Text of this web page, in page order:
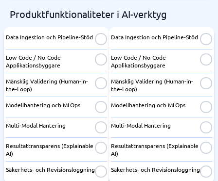
Produktfunktionaliteter i AI-verktyg
Data Ingestion och Pipeline-Stöd
Low-Code / No-Code
Applikationsbyggare
Mänsklig Validering (Human-in-
the-Loop)
Modellhantering och MLOps
Multi-Modal Hantering
Resultattransparens (Explainable
AI)
Säkerhets- och Revisionsloggning
Data Ingestion och Pipeline-Stöd
Low-Code / No-Code
Applikationsbyggare
Mänsklig Validering (Human-in-
the-Loop)
Modellhantering och MLOps
Multi-Modal Hantering
Resultattransparens (Explainable
AI)
Säkerhets- och Revisionsloggning